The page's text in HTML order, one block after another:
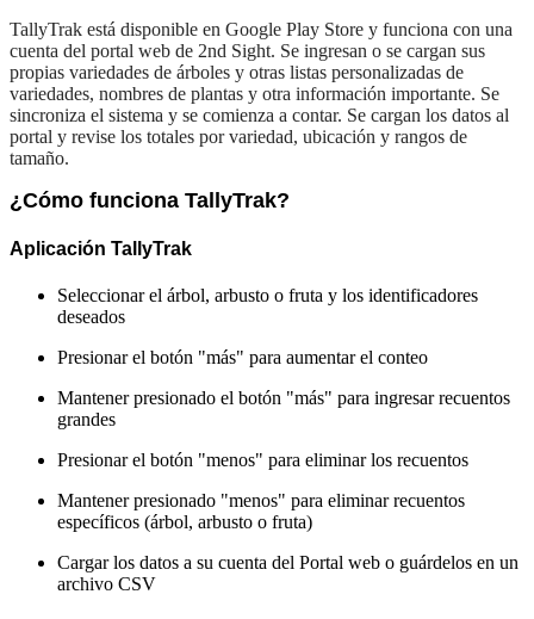
TallyTrak está disponible en Google Play Store y funciona con una
cuenta del portal web de 2nd Sight. Se ingresan o se cargan sus
propias variedades de árboles y otras listas personalizadas de
variedades, nombres de plantas y otra información importante. Se
sincroniza el sistema y se comienza a contar. Se cargan los datos al
portal y revise los totales por variedad, ubicación y rangos de
tamaño.
¿Cómo funciona TallyTrak?
Aplicación TallyTrak
Seleccionar el árbol, arbusto o fruta y los identificadores
deseados
Presionar el botón "más" para aumentar el conteo
Mantener presionado el botón "más" para ingresar recuentos
grandes
Presionar el botón "menos" para eliminar los recuentos
Mantener presionado "menos" para eliminar recuentos
específicos (árbol, arbusto o fruta)
Cargar los datos a su cuenta del Portal web o guárdelos en un
archivo CSV